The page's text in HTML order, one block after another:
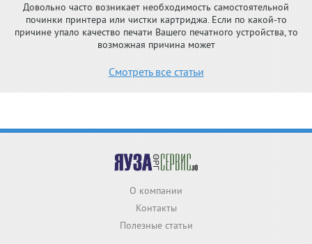
Довольно часто возникает необходимость самостоятельной
починки принтера или чистки картриджа. Если по какой-то
причине упало качество печати Вашего печатного устройства, то
возможная причина может
Смотреть все статьи
О компании
Контакты
Полезные статьи